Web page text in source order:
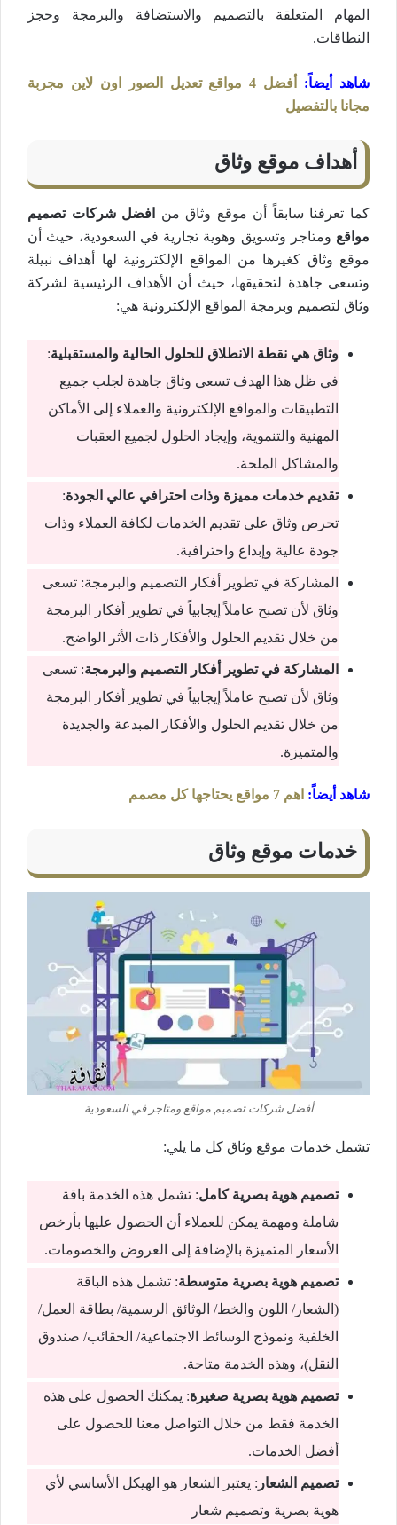
المهام المتعلقة بالتصميم والاستضافة والبرمجة وحجز
النطاقات.
شاهد أيضاً:
أفضل 4 مواقع تعديل الصور اون لاين مجربة
مجانا بالتفصيل
أهداف موقع وثاق
كما تعرفنا سابقاً أن موقع وثاق من
افضل شركات تصميم
مواقع ومتاجر وتسويق وهوية تجارية في السعودية، حيث أن
موقع وثاق كغيرها من المواقع الإلكترونية لها أهداف نبيلة
وتسعى جاهدة لتحقيقها، حيث أن الأهداف الرئيسية لشركة
وثاق لتصميم وبرمجة المواقع الإلكترونية هي:
وثاق هي نقطة الانطلاق للحلول الحالية والمستقبلية:
في ظل هذا الهدف تسعى وثاق جاهدة لجلب جميع
التطبيقات والمواقع الإلكترونية والعملاء إلى الأماكن
المهنية والتنموية، وإيجاد الحلول لجميع العقبات
والمشاكل الملحة.
تقديم خدمات مميزة وذات احترافي عالي الجودة:
تحرص وثاق على تقديم الخدمات لكافة العملاء وذات
جودة عالية وإبداع واحترافية.
المشاركة في تطوير أفكار التصميم والبرمجة: تسعى
وثاق لأن تصبح عاملاً إيجابياً في تطوير أفكار البرمجة
من خلال تقديم الحلول والأفكار ذات الأثر الواضح.
المشاركة في تطوير أفكار التصميم والبرمجة: تسعى
وثاق لأن تصبح عاملاً إيجابياً في تطوير أفكار البرمجة
من خلال تقديم الحلول والأفكار المبدعة والجديدة
والمتميزة.
شاهد أيضاً: اهم 7 مواقع يحتاجها كل مصمم
خدمات موقع وثاق
أفضل شركات تصميم مواقع ومتاجر في السعودية
تشمل خدمات موقع وثاق كل ما يلي:
تصميم هوية بصرية كامل: تشمل هذه الخدمة باقة
شاملة ومهمة يمكن للعملاء أن الحصول عليها بأرخص
الأسعار المتميزة بالإضافة إلى العروض والخصومات.
تصميم هوية بصرية متوسطة: تشمل هذه الباقة
(الشعار/ اللون والخط/ الوثائق الرسمية/ بطاقة العمل/
الخلفية ونموذج الوسائط الاجتماعية/ الحقائب/ صندوق
النقل)، وهذه الخدمة متاحة.
تصميم هوية بصرية صغيرة: يمكنك الحصول على هذه
الخدمة فقط من خلال التواصل معنا للحصول على
أفضل الخدمات.
تصميم الشعار : يعتبر الشعار هو الهيكل الأساسي لأي
هوية بصرية وتصميم شعار